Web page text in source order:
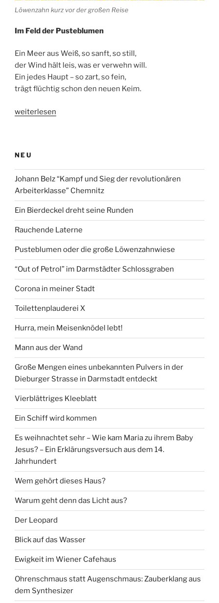
Löwenzahn kurz vor der großen Reise
Im Feldder Pusteblumen
Ein Meeraus Weiß,sosanft,sostill,
derWind hält leis,was erverwehn will.
Ein jedes Haupt –sozart,sofein,
trägtflüchtigschon den neuen Keim.
„Pusteblumen
Löwenzahnwiese“
weiterlesen
NEU
Johann Belz “Kampf und Sieg der revolutionären
Arbeiterklasse” Chemnitz
Ein Bierdeckel dreht seine Runden
Rauchende Laterne
Pusteblumen oder die große Löwenzahnwiese
“Out of Petrol” im Darmstädter Schlossgraben
Corona in meiner Stadt
Toilettenplauderei X
Hurra, mein Meisenknödel lebt!
Mann aus der Wand
Große Mengen eines unbekannten Pulvers in der
Dieburger Strasse in Darmstadt entdeckt
Vierblättriges Kleeblatt
Ein Schiff wird kommen
Es weihnachtet sehr – Wie kam Maria zu ihrem Baby
Jesus? – Ein Erklärungsversuch aus dem 14.
Jahrhundert
Wem gehört dieses Haus?
Warum geht denn das Licht aus?
Der Leopard
Blick auf das Wasser
Ewigkeit im Wiener Cafehaus
Ohrenschmaus statt Augenschmaus: Zauberklang aus
dem Synthesizer